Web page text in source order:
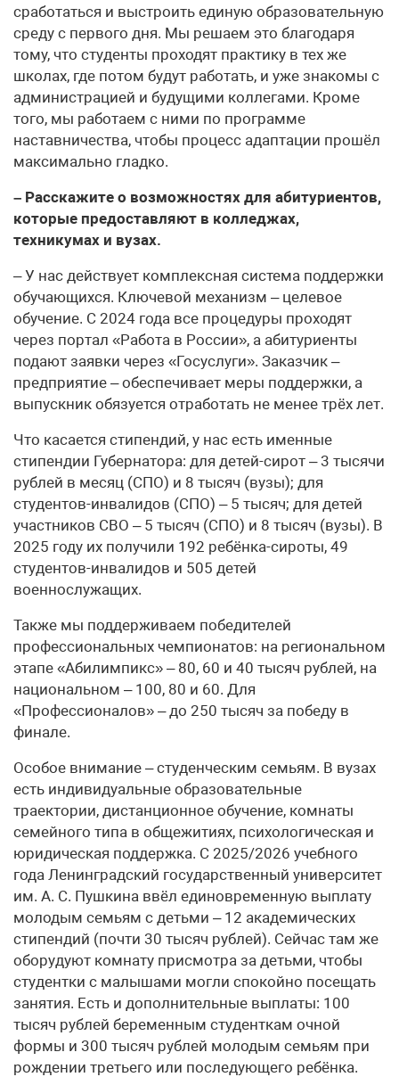
сработаться и выстроить единую образовательную
среду с первого дня. Мы решаем это благодаря
тому, что студенты проходят практику в тех же
школах, где потом будут работать, и уже знакомы с
администрацией и будущими коллегами. Кроме
того, мы работаем с ними по программе
наставничества, чтобы процесс адаптации прошёл
максимально гладко.
– Расскажите о возможностях для абитуриентов,
которые предоставляют в колледжах,
техникумах и вузах.
– У нас действует комплексная система поддержки
обучающихся. Ключевой механизм – целевое
обучение. С 2024 года все процедуры проходят
через портал «Работа в России», а абитуриенты
подают заявки через «Госуслуги». Заказчик –
предприятие – обеспечивает меры поддержки, а
выпускник обязуется отработать не менее трёх лет.
Что касается стипендий, у нас есть именные
стипендии Губернатора: для детей-сирот – 3 тысячи
рублей в месяц (СПО) и 8 тысяч (вузы); для
студентов-инвалидов (СПО) – 5 тысяч; для детей
участников СВО – 5 тысяч (СПО) и 8 тысяч (вузы). В
2025 году их получили 192 ребёнка-сироты, 49
студентов-инвалидов и 505 детей
военнослужащих.
Также мы поддерживаем победителей
профессиональных чемпионатов: на региональном
этапе «Абилимпикс» – 80, 60 и 40 тысяч рублей, на
национальном – 100, 80 и 60. Для
«Профессионалов» – до 250 тысяч за победу в
финале.
Особое внимание – студенческим семьям. В вузах
есть индивидуальные образовательные
траектории, дистанционное обучение, комнаты
семейного типа в общежитиях, психологическая и
юридическая поддержка. С 2025/2026 учебного
года Ленинградский государственный университет
им. А. С. Пушкина ввёл единовременную выплату
молодым семьям с детьми – 12 академических
стипендий (почти 30 тысяч рублей). Сейчас там же
оборудуют комнату присмотра за детьми, чтобы
студентки с малышами могли спокойно посещать
занятия. Есть и дополнительные выплаты: 100
тысяч рублей беременным студенткам очной
формы и 300 тысяч рублей молодым семьям при
рождении третьего или последующего ребёнка.